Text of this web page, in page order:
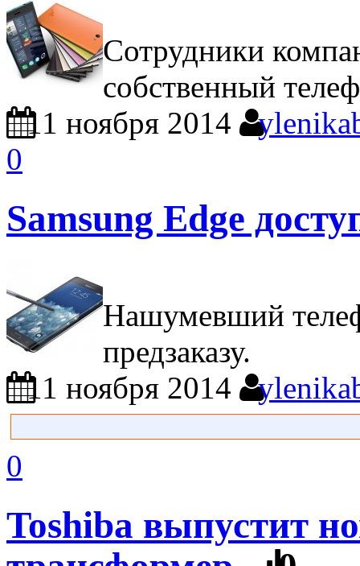
Сотрудники
собственный
11 ноября 2014
0
Samsung Edge
Нашумевший
предзаказу.
11 ноября 2014
0
Toshiba выпустит